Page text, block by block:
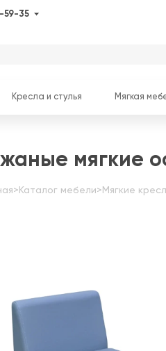
59-35
Кресла и стулья Мягкая
мягкие
> Каталог мебели> Мягкие